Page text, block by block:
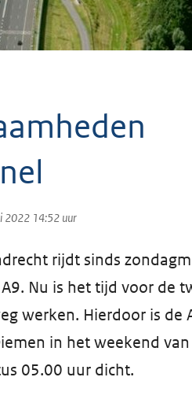
2022 14:52 uur
rijdt sinds
Nu is het tijd voor de
werken. Hierdoor is de
in het weekend van
05.00 uur dicht.